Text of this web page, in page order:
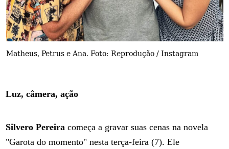
Matheus, Petrus e Ana. Foto: Reprodução / Instagram
Luz, câmera, ação
Silvero Pereira começa a gravar suas cenas na novela
"Garota do momento" nesta terça-feira (7). Ele